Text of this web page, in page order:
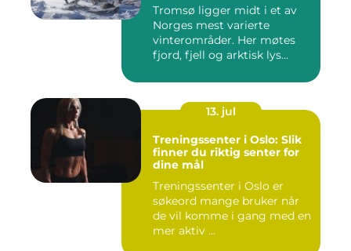
Tromsø ligger midt i et av
Norges mest varierte
vinterområder. Her møtes
fjord, fjell og arktisk lys...
13. jul
Treningssenter i Oslo: Slik
finner du riktig senter for
dine mål
Treningssenter i Oslo er
søkeord mange bruker når
de vil komme i gang med en
mer aktiv ...